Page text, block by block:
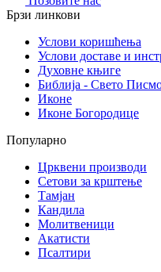
Брзи линкови
Услови коришћења
Услови доставе и
Духовне књиге
Библија - Свето
Иконе
Иконе Богородице
Популарно
Црквени производи
Сетови за крштење
Тамјан
Кандила
Молитвеници
Акатисти
Псалтири